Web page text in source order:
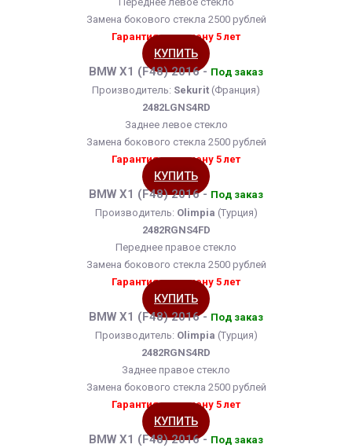
Замена бокового стекла 2500 рублей
Гарантия на замену 5 лет
КУПИТЬ
BMW X1 (F48) 2016 - Под заказ
Производитель: Sekurit (Франция)
2482LGNS4RD
Заднее левое стекло
Замена бокового стекла 2500 рублей
Гарантия на замену 5 лет
КУПИТЬ
BMW X1 (F48) 2016 - Под заказ
Производитель: Olimpia (Турция)
2482RGNS4FD
Переднее правое стекло
Замена бокового стекла 2500 рублей
Гарантия на замену 5 лет
КУПИТЬ
BMW X1 (F48) 2016 - Под заказ
Производитель: Olimpia (Турция)
2482RGNS4RD
Заднее правое стекло
Замена бокового стекла 2500 рублей
Гарантия на замену 5 лет
КУПИТЬ
BMW X1 (F48) 2016 - Под заказ